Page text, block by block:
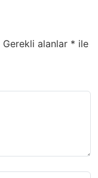
Gerekli alanlar * ile